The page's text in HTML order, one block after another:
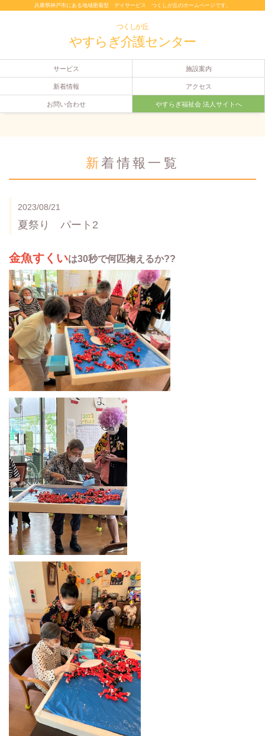
兵庫県神戸市にある地域密着型 デイサービス つくしが丘のホームページです。
つくしが丘
やすらぎ介護センター
サービス 施設案内
新着情報 アクセス
お問い合わせ やすらぎ福祉会 法人サイトへ
新着情報一覧
2023/08/21
夏祭り パート2
金魚すくいは30秒で何匹掬えるか??